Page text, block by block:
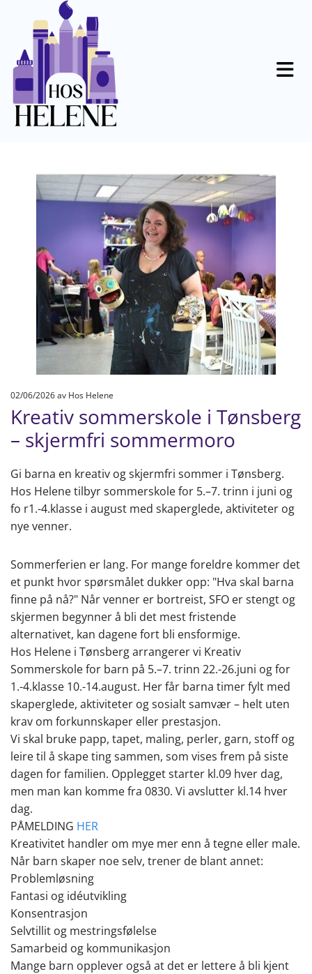
02/06/2026av Hos Helene
Kreativ sommerskole i Tønsberg
– skjermfri sommermoro
Gi barna en kreativ og skjermfri sommer i Tønsberg.
Hos Helene tilbyr sommerskole for 5.–7. trinn i juni og
fo r1.-4.klasse i august med skaperglede, aktiviteter og
nye venner.
Sommerferien er lang. For mange foreldre kommer det
et punkt hvor spørsmålet dukker opp: "Hva skal barna
finne på nå?" Når venner er bortreist, SFO er stengt og
skjermen begynner å bli det mest fristende
alternativet, kan dagene fort bli ensformige.
Hos Helene i Tønsberg arrangerer vi Kreativ
Sommerskole for barn på 5.–7. trinn 22.-26.juni og for
1.-4.klasse 10.-14.august. Her får barna timer fylt med
skaperglede, aktiviteter og sosialt samvær – helt uten
krav om forkunnskaper eller prestasjon.
Vi skal bruke papp, tapet, maling, perler, garn, stoff og
leire til å skape ting sammen, som vises frem på siste
dagen for familien. Opplegget starter kl.09 hver dag,
men man kan komme fra 0830. Vi avslutter kl.14 hver
dag.
PÅMELDING HER
Kreativitet handler om mye mer enn å tegne eller male.
Når barn skaper noe selv, trener de blant annet:
Problemløsning
Fantasi og idéutvikling
Konsentrasjon
Selvtillit og mestringsfølelse
Samarbeid og kommunikasjon
Mange barn opplever også at det er lettere å bli kjent